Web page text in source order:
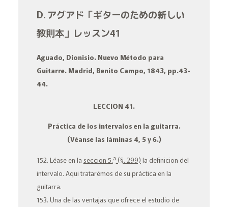
D. アグアド「ギターのための新しい
教則本」レッスン41
Aguado, Dionisio. Nuevo Método para
Guitarre. Madrid, Benito Campo, 1843, pp.43-
44.
LECCION 41.
Práctica de los intervalos en la guitarra.
(Véanse las láminas 4, 5 y 6.)
152. Léase en la seccion 5.a(§. 299) la definicion del
intervalo. Aqui tratarémos de su práctica en la
guitarra.
153. Una de las ventajas que ofrece el estudio de